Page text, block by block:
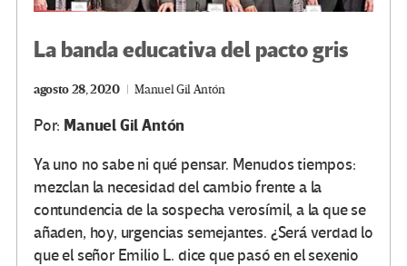
La banda educativa del pacto gris
agosto 28, 2020 Manuel Gil Antón
Por: Manuel Gil Antón
Ya uno no sabe ni qué pensar. Menudos tiempos:
mezclan la necesidad del cambio frente a la
contundencia de la sospecha verosímil, a la que se
añaden, hoy, urgencias semejantes. ¿Será verdad lo
que el señor Emilio L. dice que pasó en el sexenio